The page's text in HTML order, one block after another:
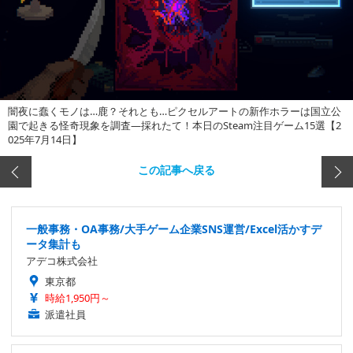
闇夜に蠢くモノは…鹿？それとも…ピクセルアートの新作ホラーは国立公
園で起きる怪奇現象を調査―採れたて！本日のSteam注目ゲーム15選【2
025年7月14日】
この記事へ戻る
一般事務・OA事務/大手ゲーム企業SNS運営/Excel活かすデ
ータ集計も
アデコ株式会社
東京都
時給1,950円～
派遣社員